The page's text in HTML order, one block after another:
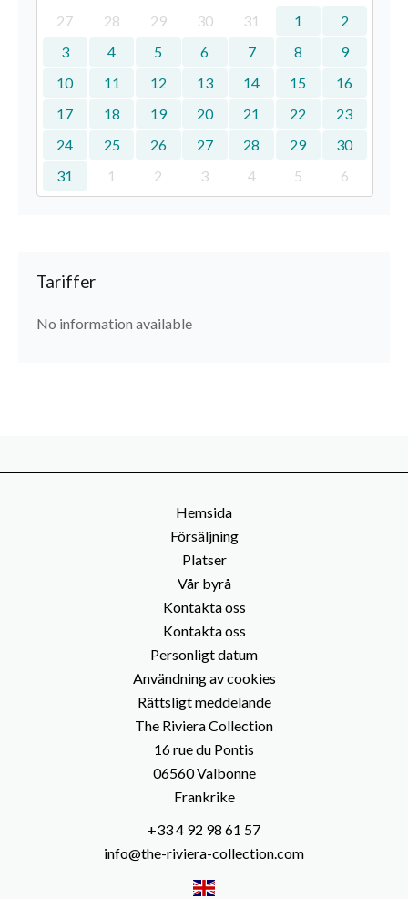
27 28 29 30 31 1
2
3
4 5 6 7 8
9
10
11 12 13 14 15
16
17
18 19 20 21 22
23
24
25 26 27 28 29
30
31
1 2 3 4 5 6
Tariffer
No information available
Hemsida
Försäljning
Platser
Vår byrå
Kontakta oss
Kontakta oss
Personligt datum
Användning av cookies
Rättsligt meddelande
The Riviera Collection
16 rue du Pontis
06560Valbonne
Frankrike
+33 4 92 98 61 57
info@the-riviera-collection.com